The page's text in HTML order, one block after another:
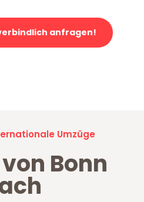
anfragen!
Umzüge
Bonn